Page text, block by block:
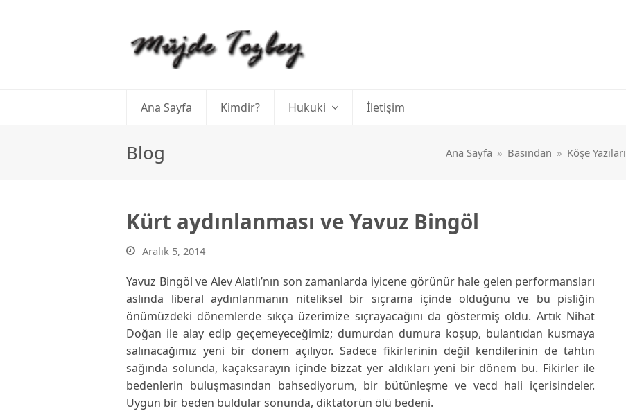
Ana Sayfa Kimdir? Hukuki İletişim
Blog Ana Sayfa » Basından » Köşe Yazıları
Kürt aydınlanması ve Yavuz Bingöl
Aralık 5, 2014
Yavuz Bingöl ve Alev Alatlı’nın son zamanlarda iyicene görünür hale gelen performansları
aslında liberal aydınlanmanın niteliksel bir sıçrama içinde olduğunu ve bu pisliğin
önümüzdeki dönemlerde sıkça üzerimize sıçrayacağını da göstermiş oldu. Artık Nihat
Doğan ile alay edip geçemeyeceğimiz; dumurdan dumura koşup, bulantıdan kusmaya
salınacağımız yeni bir dönem açılıyor. Sadece fikirlerinin değil kendilerinin de tahtın
sağında solunda, kaçaksarayın içinde bizzat yer aldıkları yeni bir dönem bu. Fikirler ile
bedenlerin buluşmasından bahsediyorum, bir bütünleşme ve vecd hali içerisindeler.
Uygun bir beden buldular sonunda, diktatörün ölü bedeni.